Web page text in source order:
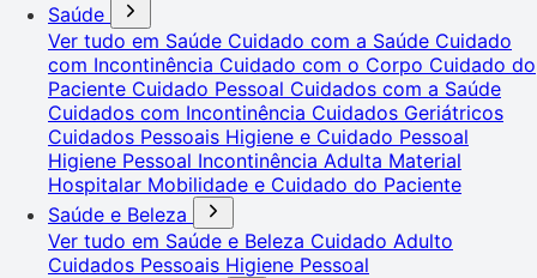
Saúde
Ver tudo em Saúde Cuidado com a Saúde Cuidado
com Incontinência Cuidado com o Corpo Cuidado do
Paciente Cuidado Pessoal Cuidados com a Saúde
Cuidados com Incontinência Cuidados Geriátricos
Cuidados Pessoais Higiene e Cuidado Pessoal
Higiene Pessoal Incontinência Adulta Material
Hospitalar Mobilidade e Cuidado do Paciente
Saúde e Beleza
Ver tudo em Saúde e Beleza Cuidado Adulto
Cuidados Pessoais Higiene Pessoal